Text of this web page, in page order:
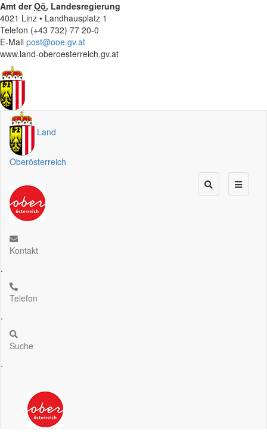
Amt derOö. Landesregierung
4021 Linz • Landhausplatz 1
Telefon (+43 732) 77 20-0
E-Mail post@ooe.gv.at
www.land-oberoesterreich.gv.at
Land
Oberösterreich
Kontakt
.
Telefon
.
Suche
.